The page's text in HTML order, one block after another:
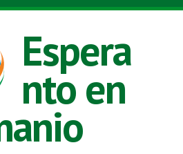
Espera
nto en